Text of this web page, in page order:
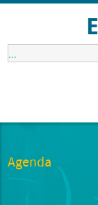
...
Agenda
1:00 am